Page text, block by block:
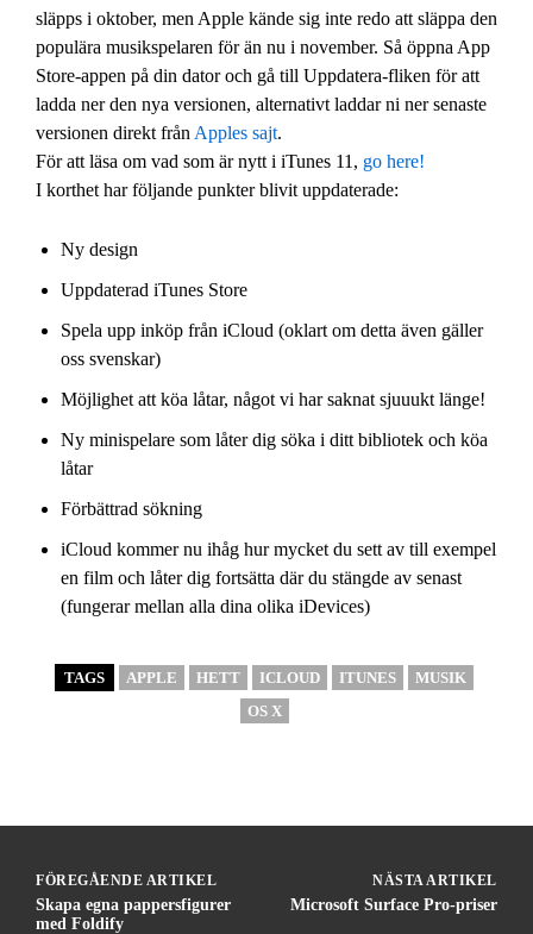
släpps i oktober, men Apple kände sig inte redo att släppa den
populära musikspelaren för än nu i november. Så öppna App
Store-appen på din dator och gå till Uppdatera-fliken för att
ladda ner den nya versionen, alternativt laddar ni ner senaste
versionen direkt från Apples sajt.
För att läsa om vad som är nytt i iTunes 11, go here!
I korthet har följande punkter blivit uppdaterade:
Ny design
Uppdaterad iTunes Store
Spela upp inköp från iCloud (oklart om detta även gäller
oss svenskar)
Möjlighet att köa låtar, något vi har saknat sjuuukt länge!
Ny minispelare som låter dig söka i ditt bibliotek och köa
låtar
Förbättrad sökning
iCloud kommer nu ihåg hur mycket du sett av till exempel
en film och låter dig fortsätta där du stängde av senast
(fungerar mellan alla dina olika iDevices)
TAGS APPLE HETT ICLOUD ITUNES
MUSIK
OS X
FÖREGÅENDE ARTIKEL
Skapa egna pappersfigurer
med Foldify
NÄSTA ARTIKEL
Microsoft Surface Pro-priser